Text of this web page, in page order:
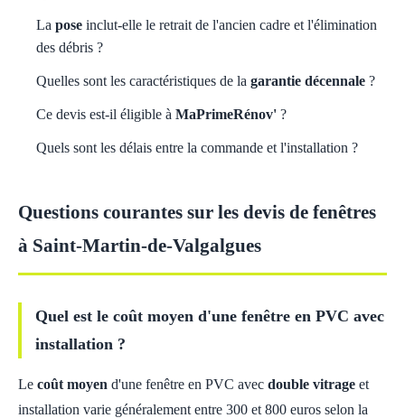
La pose inclut-elle le retrait de l'ancien cadre et l'élimination
des débris ?
Quelles sont les caractéristiques de la garantie décennale ?
Ce devis est-il éligible à MaPrimeRénov' ?
Quels sont les délais entre la commande et l'installation ?
Questions courantes sur les devis de fenêtres
à Saint-Martin-de-Valgalgues
Quel est le coût moyen d'une fenêtre en PVC avec
installation ?
Le coût moyen d'une fenêtre en PVC avec double vitrage et
installation varie généralement entre 300 et 800 euros selon la